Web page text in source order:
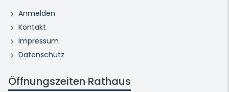
Anmelden
Kontakt
Impressum
Datenschutz
Öffnungszeiten Rathaus